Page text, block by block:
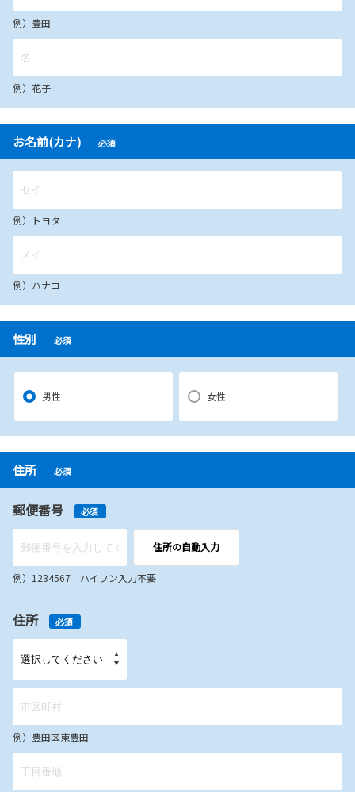
例）豊田
例）花子
お名前(カナ) 必須
例）トヨタ
例）ハナコ
性別 必須
男性 女性
住所 必須
郵便番号 必須
住所の自動入力
例）1234567 ハイフン入力不要
住所 必須
例）豊田区東豊田